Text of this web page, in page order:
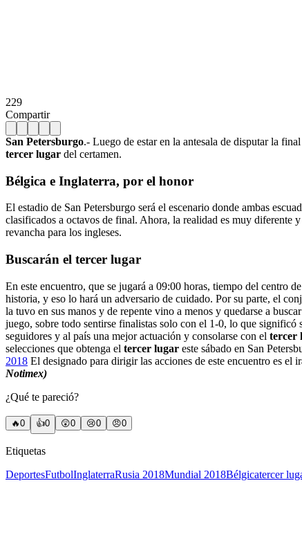
229
Compartir
San Petersburgo.- Luego de estar en la antesala de disputar la
tercer lugar del certamen.
Bélgica e Inglaterra, por el honor
El estadio de San Petersburgo será el escenario donde ambas
clasificados a octavos de final. Ahora, la realidad es muy diferente
revancha para los ingleses.
Buscarán el tercer lugar
En este encuentro, que se jugará a 09:00 horas, tiempo del centro
historia, y eso lo hará un adversario de cuidado. Por su parte, el
la tuvo en sus manos y de repente vino a menos y quedarse a
juego, sobre todo sentirse finalistas solo con el 1-0, lo que significó
seguidores y al país una mejor actuación y consolarse con el tercer
selecciones que obtenga el tercer lugar este sábado en San
2018 El designado para dirigir las acciones de este encuentro es
Notimex)
¿Qué te pareció?
🔥0 👍0 😲0 😢0 😠0
Etiquetas
DeportesFutbolInglaterraRusia 2018Mundial 2018Bélgicatercer